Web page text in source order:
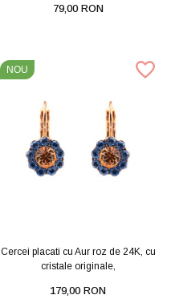
79,00 RON
NOU
Cercei placati cu Aur roz de 24K, cu
cristale originale,
179,00 RON